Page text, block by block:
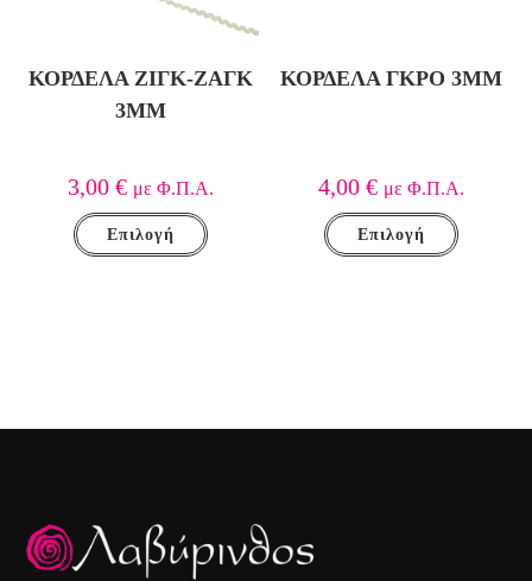
ΚΟΡΔΈΛΑ ΖΙΓΚ-ΖΑΓΚ
3MM
3,00 € με Φ.Π.Α.
Επιλογή
ΚΟΡΔΈΛΑ ΓΚΡΟ 3MM
4,00€ με Φ.Π.Α.
Επιλογή